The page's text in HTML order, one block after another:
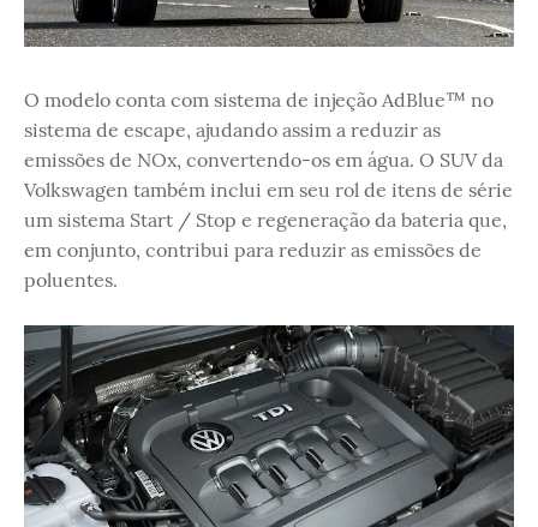
O modelo conta com sistema de injeção AdBlue™ no
sistema de escape, ajudando assim a reduzir as
emissões de NOx, convertendo-os em água. O SUV da
Volkswagen também inclui em seu rol de itens de série
um sistema Start / Stop e regeneração da bateria que,
em conjunto, contribui para reduzir as emissões de
poluentes.